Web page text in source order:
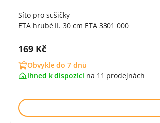
Síto pro sušičky
ETA hrubé II. 30 cm ETA 3301 000
Cena s DPH:
169 Kč
Obvykle do 7 dnů
ihned k dispozici na 11 prodejnách